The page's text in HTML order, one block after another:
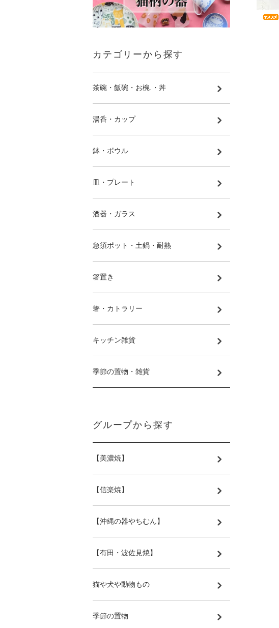
カテゴリーから探す
茶碗・飯碗・お椀.・丼
湯呑・カップ
鉢・ボウル
皿・プレート
酒器・ガラス
急須ポット・土鍋・耐熱
箸置き
箸・カトラリー
キッチン雑貨
季節の置物・雑貨
グループから探す
【美濃焼】
【信楽焼】
【沖縄の器やちむん】
【有田・波佐見焼】
猫や犬や動物もの
季節の置物